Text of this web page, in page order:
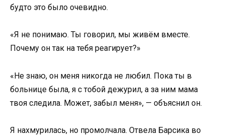
будто это было очевидно.
«Я не понимаю. Ты говорил, мы живём вместе.
Почему он так на тебя реагирует?»
«Не знаю, он меня никогда не любил. Пока ты в
больнице была, я с тобой дежурил, а за ним мама
твоя следила. Может, забыл меня», — объяснил он.
Я нахмурилась, но промолчала. Отвела Барсика во